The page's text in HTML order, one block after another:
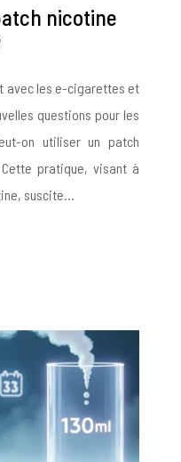
nicotine
avec les e-cigarettes et
questions pour les
on utiliser un patch
pratique, visant à
suscite…